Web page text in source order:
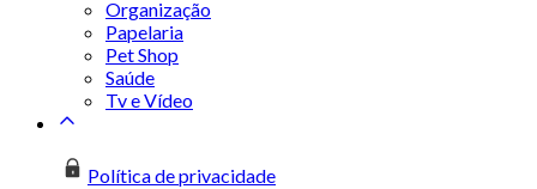
Organização
Papelaria
Pet Shop
Saúde
Tv e Vídeo
Política de privacidade